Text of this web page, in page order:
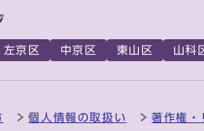
左京区 中京区 東山区 山科
個人情報の取扱い 著作権・